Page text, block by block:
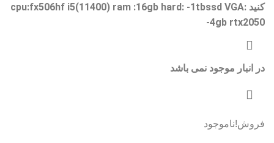
کنید cpu:fx506hf i5(11400) ram :16gb hard: -1tbssd VGA:
-4gb rtx2050
در انبار موجود نمی باشد
فروش!ناموجود